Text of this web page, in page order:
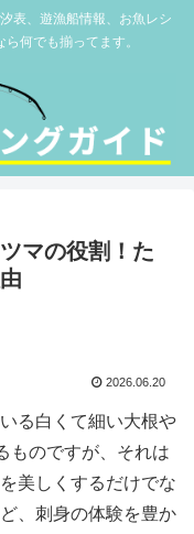
表、遊漁船情報、お魚レシ
何でも揃ってます。
マの役割！た
2026.06.20
る白くて細い大根や
ものですが、それは
美しくするだけでな
、刺身の体験を豊か